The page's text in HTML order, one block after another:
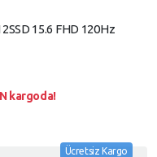
15.6 FHD 120Hz
kargoda!
Ücretsiz Kargo